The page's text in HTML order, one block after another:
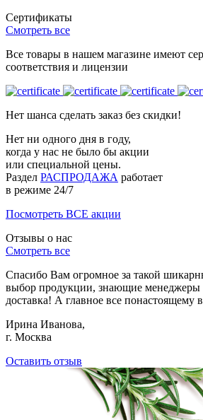
Сертификаты
Смотреть все
Все товары в нашем магазине имеют
соответствия и лицензии
Нет шанса сделать заказ без скидки!
Нет ни одного дня в году,
когда у нас не было бы акции
или специальной цены.
Раздел РАСПРОДАЖА работает
в режиме 24/7
Посмотреть ВСЕ акции
Отзывы о нас
Смотреть все
Спасибо Вам огромное за такой
выбор продукции, знающие менеджеры
доставка! А главное все понастоящему
Ирина Иванова,
г. Москва
Оставить отзыв